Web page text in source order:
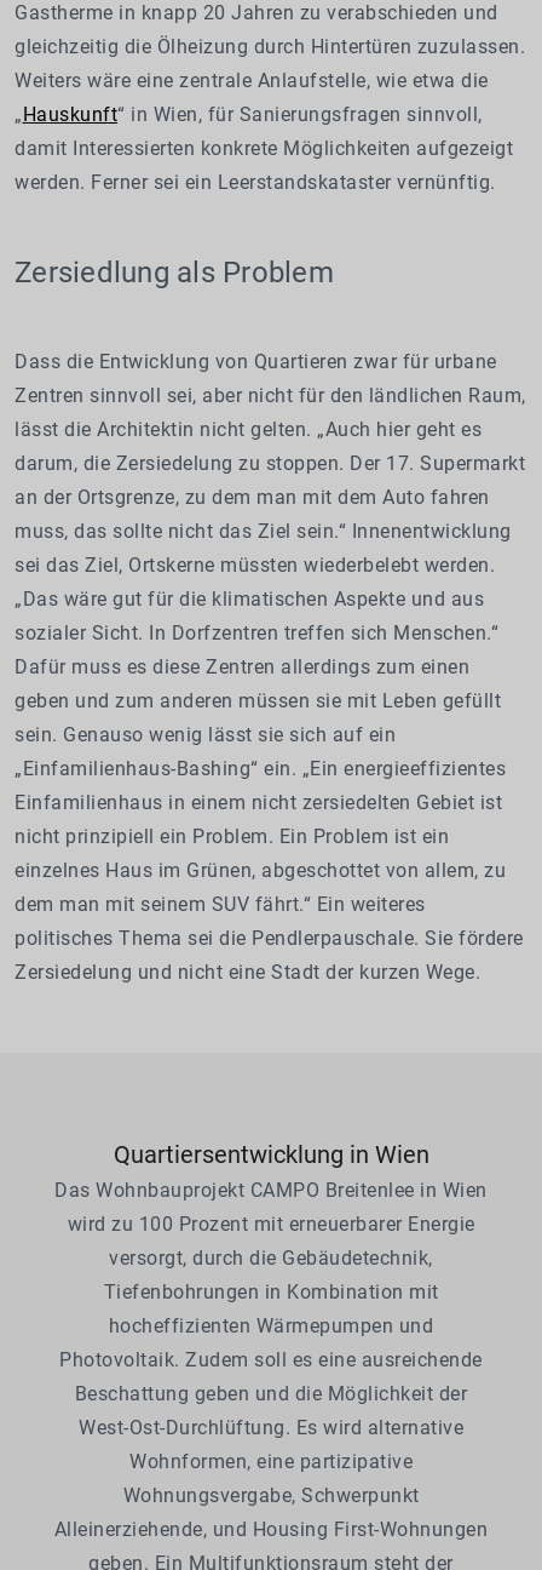
Gastherme in knapp 20 Jahren zu verabschieden und
gleichzeitig die Ölheizung durch Hintertüren zuzulassen.
Weiters wäre eine zentrale Anlaufstelle, wie etwa die
„ Hauskunft“ in Wien, für Sanierungsfragen sinnvoll,
damit Interessierten konkrete Möglichkeiten aufgezeigt
werden. Ferner sei ein Leerstandskataster vernünftig.
Zersiedlung als Problem
Dass die Entwicklung von Quartieren zwar für urbane
Zentren sinnvoll sei, aber nicht für den ländlichen Raum,
lässt die Architektin nicht gelten. „Auch hier geht es
darum, die Zersiedelung zu stoppen. Der 17. Supermarkt
an der Ortsgrenze, zu dem man mit dem Auto fahren
muss, das sollte nicht das Ziel sein.“ Innenentwicklung
sei das Ziel, Ortskerne müssten wiederbelebt werden.
„Das wäre gut für die klimatischen Aspekte und aus
sozialer Sicht. In Dorfzentren treffen sich Menschen.“
Dafür muss es diese Zentren allerdings zum einen
geben und zum anderen müssen sie mit Leben gefüllt
sein. Genauso wenig lässt sie sich auf ein
„Einfamilienhaus-Bashing“ ein. „Ein energieeffizientes
Einfamilienhaus in einem nicht zersiedelten Gebiet ist
nicht prinzipiell ein Problem. Ein Problem ist ein
einzelnes Haus im Grünen, abgeschottet von allem, zu
dem man mit seinem SUV fährt.“ Ein weiteres
politisches Thema sei die Pendlerpauschale. Sie fördere
Zersiedelung und nicht eine Stadt der kurzen Wege.
Quartiersentwicklung in Wien
Das Wohnbauprojekt CAMPO Breitenlee in Wien
wird zu 100 Prozent mit erneuerbarer Energie
versorgt, durch die Gebäudetechnik,
Tiefenbohrungen in Kombination mit
hocheffizienten Wärmepumpen und
Photovoltaik. Zudem soll es eine ausreichende
Beschattung geben und die Möglichkeit der
West-Ost-Durchlüftung. Es wird alternative
Wohnformen, eine partizipative
Wohnungsvergabe, Schwerpunkt
Alleinerziehende, und Housing First-Wohnungen
geben. Ein Multifunktionsraum steht der